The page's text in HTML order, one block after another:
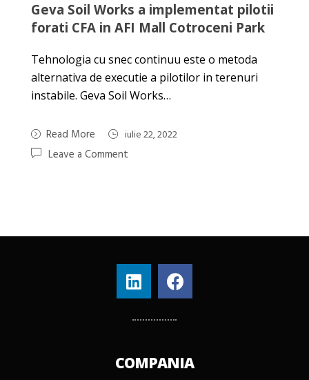
Geva Soil Works a implementat pilotii
forati CFA in AFI Mall Cotroceni Park
Tehnologia cu snec continuu este o metoda
alternativa de executie a pilotilor in terenuri
instabile. Geva Soil Works…
Read More iulie 22, 2022
Leave a Comment
COMPANIA